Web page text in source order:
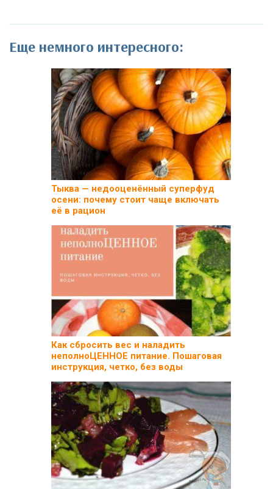
Еще немного интересного:
Тыква — недооценённый суперфуд
осени: почему стоит чаще включать
её в рацион
Как сбросить вес и наладить
неполноЦЕННОЕ питание. Пошаговая
инструкция, четко, без воды